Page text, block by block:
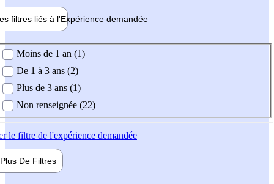
filtres liés à l'Expérience demandée
demandée
Moins de 1 an (1)
De 1 à 3 ans (2)
Plus de 3 ans (1)
Non renseignée (22)
le filtre de l'expérience demandée
Plus De Filtres